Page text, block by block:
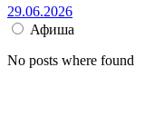
29.06.2026
Афиша
No posts where found